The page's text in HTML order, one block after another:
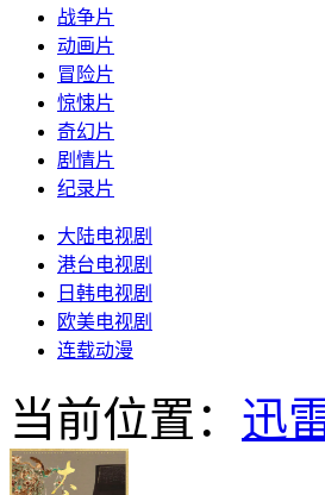
战争片
动画片
冒险片
惊悚片
奇幻片
剧情片
纪录片
大陆电视剧
港台电视剧
日韩电视剧
欧美电视剧
连载动漫
当前位置： 迅